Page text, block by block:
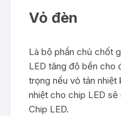
Vỏ đèn
Là bộ phẩn chủ chốt
LED tăng độ bền cho
trọng nếu vỏ tản nhiệt
nhiệt cho chip LED
Chip LED.